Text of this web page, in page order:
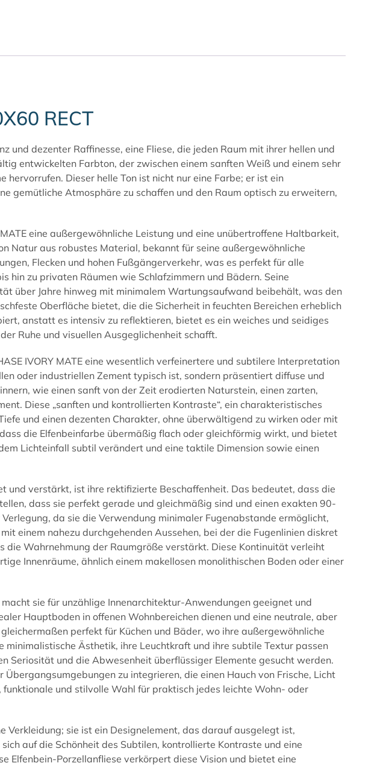
RECT
und dezenter Raffinesse, eine Fliese, die jeden Raum mit ihrer hellen und
entwickelten Farbton, der zwischen einem sanften Weiß und einem sehr
Dieser helle Ton ist nicht nur eine Farbe; er ist ein
gemütliche Atmosphäre zu schaffen und den Raum optisch zu erweitern,
eine außergewöhnliche Leistung und eine unübertroffene Haltbarkeit,
Natur aus robustes Material, bekannt für seine außergewöhnliche
Flecken und hohen Fußgängerverkehr, was es perfekt für alle
hin zu privaten Räumen wie Schlafzimmern und Bädern. Seine
über Jahre hinweg mit minimalem Wartungsaufwand beibehält, was den
Oberfläche bietet, die die Sicherheit in feuchten Bereichen erheblich
anstatt es intensiv zu reflektieren, bietet es ein weiches und seidiges
Ruhe und visuellen Ausgeglichenheit schafft.
IVORY MATE eine wesentlich verfeinertere und subtilere Interpretation
oder industriellen Zement typisch ist, sondern präsentiert diffuse und
wie einen sanft von der Zeit erodierten Naturstein, einen zarten,
Diese „sanften und kontrollierten Kontraste“, ein charakteristisches
und einen dezenten Charakter, ohne überwältigend zu wirken oder mit
die Elfenbeinfarbe übermäßig flach oder gleichförmig wirkt, und bietet
Lichteinfall subtil verändert und eine taktile Dimension sowie einen
und verstärkt, ist ihre rektifizierte Beschaffenheit. Das bedeutet, dass die
dass sie perfekt gerade und gleichmäßig sind und einen exakten 90-
da sie die Verwendung minimaler Fugenabstande ermöglicht,
einem nahezu durchgehenden Aussehen, bei der die Fugenlinien diskret
die Wahrnehmung der Raumgröße verstärkt. Diese Kontinuität verleiht
Innenräume, ähnlich einem makellosen monolithischen Boden oder einer
sie für unzählige Innenarchitektur-Anwendungen geeignet und
Hauptboden in offenen Wohnbereichen dienen und eine neutrale, aber
perfekt für Küchen und Bäder, wo ihre außergewöhnliche
Ästhetik, ihre Leuchtkraft und ihre subtile Textur passen
Seriosität und die Abwesenheit überflüssiger Elemente gesucht werden.
zu integrieren, die einen Hauch von Frische, Licht
und stilvolle Wahl für praktisch jedes leichte Wohn- oder
Verkleidung; sie ist ein Designelement, das darauf ausgelegt ist,
sich auf die Schönheit des Subtilen, kontrollierte Kontraste und eine
Elfenbein-Porzellanfliese verkörpert diese Vision und bietet eine